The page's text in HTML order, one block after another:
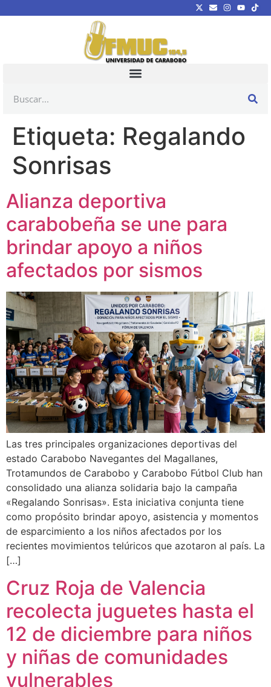
Etiqueta: Regalando
Sonrisas
Alianza deportiva
carabobeña se une para
brindar apoyo a niños
afectados por sismos
Las tres principales organizaciones deportivas del
estado Carabobo Navegantes del Magallanes,
Trotamundos de Carabobo y Carabobo Fútbol Club han
consolidado una alianza solidaria bajo la campaña
«Regalando Sonrisas». Esta iniciativa conjunta tiene
como propósito brindar apoyo, asistencia y momentos
de esparcimiento a los niños afectados por los
recientes movimientos telúricos que azotaron al país. La
[…]
Cruz Roja de Valencia
recolecta juguetes hasta el
12 de diciembre para niños
y niñas de comunidades
vulnerables